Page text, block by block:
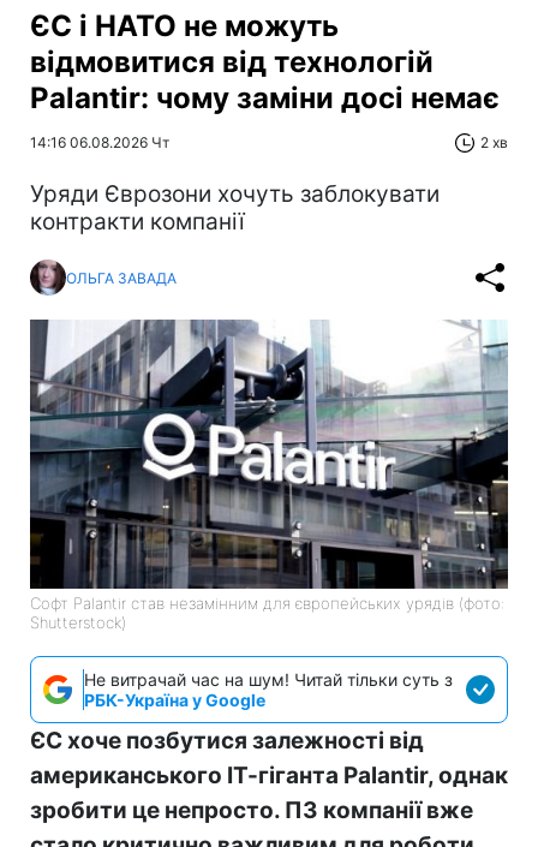
ЄС і НАТО не можуть
відмовитися від технологій
Palantir: чому заміни досі немає
14:16 06.08.2026 Чт 2 хв
Уряди Єврозони хочуть заблокувати
контракти компанії
ОЛЬГА ЗАВАДА
Софт Palantir став незамінним для європейських урядів (фото:
Shutterstock)
Не витрачай час на шум! Читай тільки суть з
РБК-Україна у Google
ЄС хоче позбутися залежності від
американського ІТ-гіганта Palantir, однак
зробити це непросто. ПЗ компанії вже